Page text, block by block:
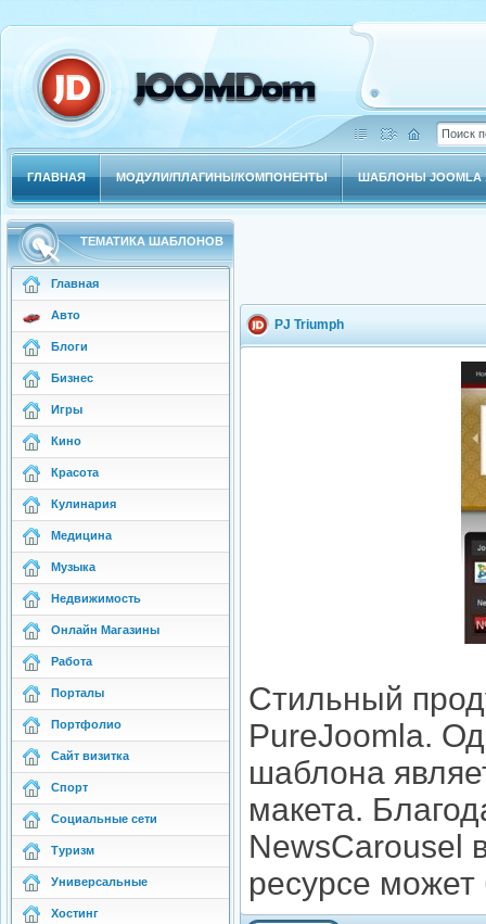
ГЛАВНАЯ МОДУЛИ/ПЛАГИНЫ/КОМПОНЕНТЫ ШАБЛОНЫ JOOMLA
ТЕМАТИКА ШАБЛОНОВ
Главная
Авто
Блоги
Бизнес
Игры
Кино
Красота
Кулинария
Медицина
Музыка
Недвижимость
Онлайн Магазины
Работа
Порталы
Портфолио
Сайт визитка
Спорт
Социальные сети
Туризм
Универсальные
Хостинг
PJ Triumph
Стильный
PureJoomla.
шаблона
макета.
NewsCarousel
ресурсе